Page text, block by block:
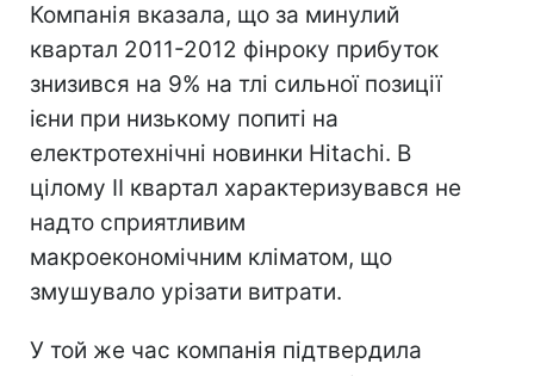
Компанія вказала, що за минулий
квартал 2011-2012 фінроку прибуток
знизився на 9% на тлі сильної позиції
ієни при низькому попиті на
електротехнічні новинки Hitachi. В
цілому II квартал характеризувався не
надто сприятливим
макроекономічним кліматом, що
змушувало урізати витрати.
У той же час компанія підтвердила